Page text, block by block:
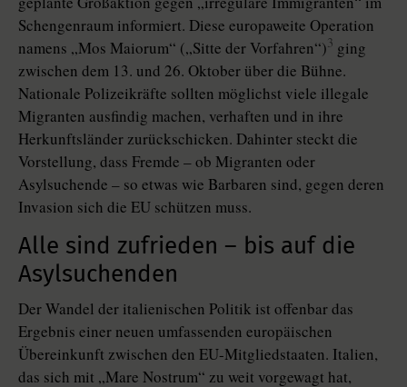
Schengenraum informiert. Diese europaweite Operation
namens „Mos Maiorum“ („Sitte der Vorfahren“)3 ging
zwischen dem 13. und 26. Oktober über die Bühne.
Nationale Polizeikräfte sollten möglichst viele illegale
Migranten ausfindig machen, verhaften und in ihre
Herkunftsländer zurückschicken. Dahinter steckt die
Vorstellung, dass Fremde – ob Migranten oder
Asylsuchende – so etwas wie Barbaren sind, gegen deren
Invasion sich die EU schützen muss.
Alle sind zufrieden – bis auf die
Asylsuchenden
Der Wandel der italienischen Politik ist offenbar das
Ergebnis einer neuen umfassenden europäischen
Übereinkunft zwischen den EU-Mitgliedstaaten. Italien,
das sich mit „Mare Nostrum“ zu weit vorgewagt hat,